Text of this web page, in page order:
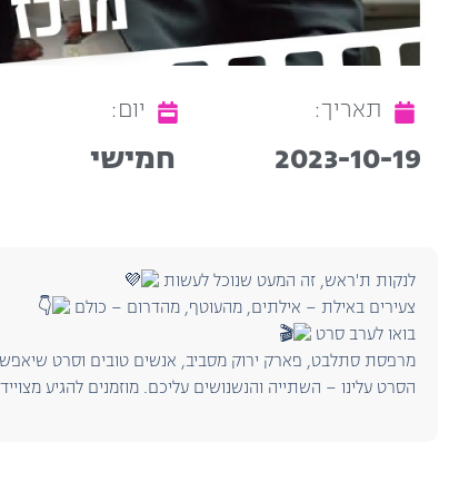
תאריך: יום:
2023-10-19 חמישי
לנקות ת'ראש, זה המעט שנוכל לעשות
צעירים באילת – אילתים, מהעוטף, מהדרום – כולם
בואו לערב סרט
מרפסת סתלבט, פארק ירוק מסביב, אנשים טובים וסרט
הסרט עלינו – השתייה והנשנושים עליכם. מוזמנים להגיע